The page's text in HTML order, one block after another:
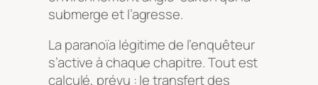
submerge et l’agresse.
La paranoïa légitime de l’enquêteur
s’active à chaque chapitre. Tout est
calculé, prévu : le transfert des